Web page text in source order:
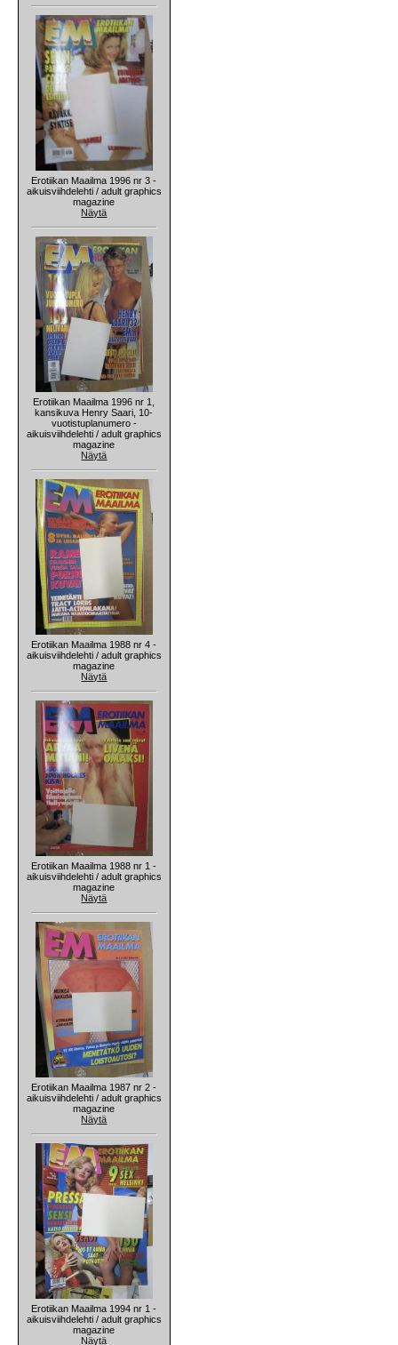
Erotiikan Maailma 1996 nr 3 -
aikuisviihdelehti / adult graphics
magazine
Näytä
Erotiikan Maailma 1996 nr 1,
kansikuva Henry Saari, 10-
vuotistuplanumero -
aikuisviihdelehti / adult graphics
magazine
Näytä
Erotiikan Maailma 1988 nr 4 -
aikuisviihdelehti / adult graphics
magazine
Näytä
Erotiikan Maailma 1988 nr 1 -
aikuisviihdelehti / adult graphics
magazine
Näytä
Erotiikan Maailma 1987 nr 2 -
aikuisviihdelehti / adult graphics
magazine
Näytä
Erotiikan Maailma 1994 nr 1 -
aikuisviihdelehti / adult graphics
magazine
Näytä